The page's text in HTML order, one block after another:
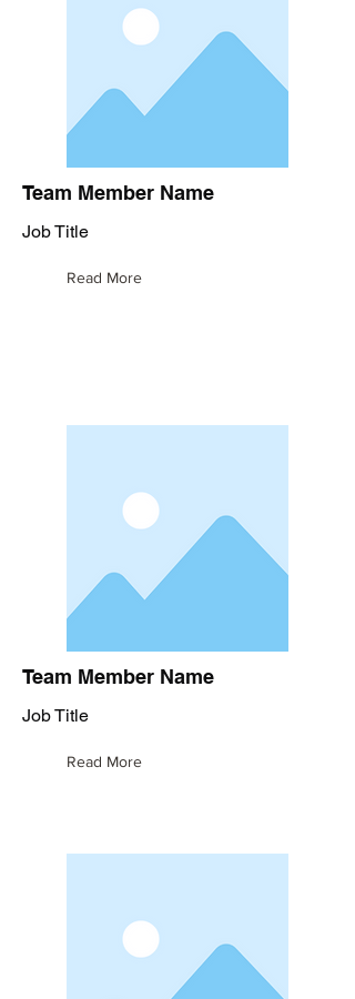
Team Member Name
Job Title
Read More
Team Member Name
Job Title
Read More